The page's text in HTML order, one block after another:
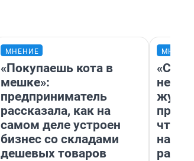
МНЕНИЕ
«Покупаешь кота в
мешке»:
предприниматель
рассказала, как на
самом деле устроен
бизнес со складами
дешевых товаров
на
ради